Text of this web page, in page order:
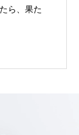
ら、果た